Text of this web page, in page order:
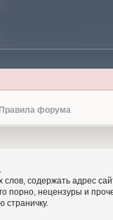
форума
содержать адрес
порно, нецензуры и
страничку.